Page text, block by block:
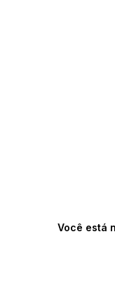
Você está